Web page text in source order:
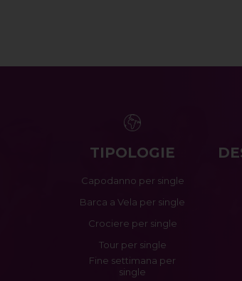
TIPOLOGIE
Capodanno per single
Barca a Vela per single
Crociere per single
Tour per single
Fine settimana per
single